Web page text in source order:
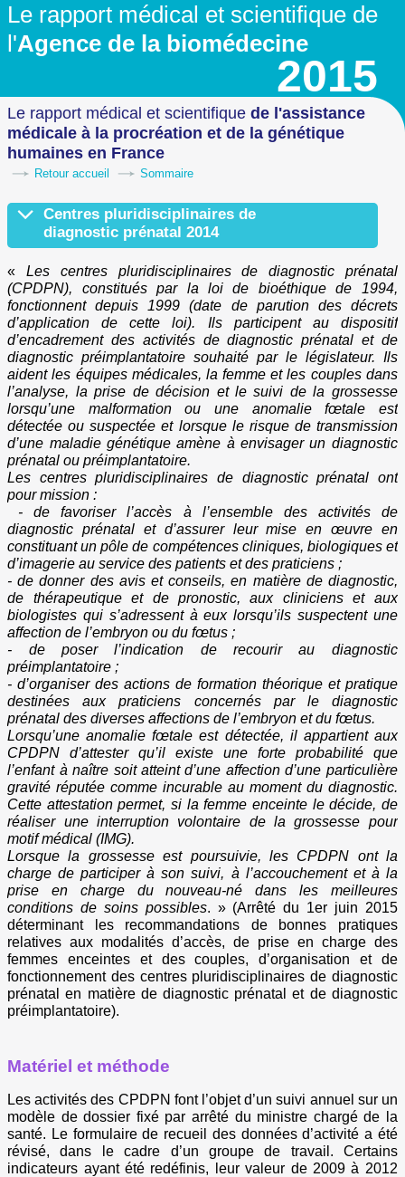
Le rapport médical et scientifique de
l'Agence de la biomédecine
2015
Le rapport médical et scientifiquede l'assistance
médicale à la procréationet de la génétique
humaines en France
Retour accueil Sommaire
Centres pluridisciplinaires de
diagnostic prénatal 2014
Matériel et méthode
Activités des Centres Pluridisciplinaires de Diagnostic Prénatal
La répartition sur le territoire de l'offre de soin
Attestation de particulière gravité en vue d'une interruption
Activités techniques en médecine fœtale dans les centres
« Les centres pluridisciplinaires de diagnostic prénatal
(CPDPN), constitués par la loi de bioéthique de 1994,
fonctionnent depuis 1999 (date de parution des décrets
d’application de cette loi). Ils participent au dispositif
d’encadrement des activités de diagnostic prénatal et de
diagnostic préimplantatoire souhaité par le législateur. Ils
aident les équipes médicales, la femme et les couples dans
l’analyse, la prise de décision et le suivi de la grossesse
lorsqu’une malformation ou une anomalie fœtale est
détectée ou suspectée et lorsque le risque de transmission
d’une maladie génétique amène à envisager un diagnostic
prénatal ou préimplantatoire.
Les centres pluridisciplinaires de diagnostic prénatal ont
pour mission :
- de favoriser l’accès à l’ensemble des activités de
diagnostic prénatal et d’assurer leur mise en œuvre en
constituant un pôle de compétences cliniques, biologiques et
d’imagerie au service des patients et des praticiens ;
- de donner des avis et conseils, en matière de diagnostic,
de thérapeutique et de pronostic, aux cliniciens et aux
biologistes qui s’adressent à eux lorsqu’ils suspectent une
affection de l’embryon ou du fœtus ;
- de poser l’indication de recourir au diagnostic
préimplantatoire ;
- d’organiser des actions de formation théorique et pratique
destinées aux praticiens concernés par le diagnostic
prénatal des diverses affections de l’embryon et du fœtus.
Lorsqu’une anomalie fœtale est détectée, il appartient aux
CPDPN d’attester qu’il existe une forte probabilité que
l’enfant à naître soit atteint d’une affection d’une particulière
gravité réputée comme incurable au moment du diagnostic.
Cette attestation permet, si la femme enceinte le décide, de
réaliser une interruption volontaire de la grossesse pour
motif médical (IMG).
Lorsque la grossesse est poursuivie, les CPDPN ont la
charge de participer à son suivi, à l’accouchement et à la
prise en charge du nouveau-né dans les meilleures
conditions de soins possibles. » (Arrêté du 1er juin 2015
déterminant les recommandations de bonnes pratiques
relatives aux modalités d’accès, de prise en charge des
femmes enceintes et des couples, d’organisation et de
fonctionnement des centres pluridisciplinaires de diagnostic
prénatal en matière de diagnostic prénatal et de diagnostic
préimplantatoire).
Matériel et méthode
Les activités des CPDPN font l’objet d’un suivi annuel sur un
modèle de dossier fixé par arrêté du ministre chargé de la
santé. Le formulaire de recueil des données d’activité a été
révisé, dans le cadre d’un groupe de travail. Certains
indicateurs ayant été redéfinis, leur valeur de 2009 à 2012